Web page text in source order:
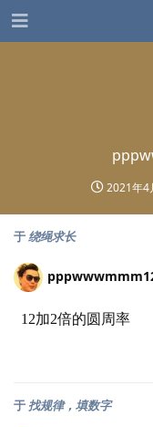
2021年4
于绕绳求长
12加2倍的圆周率
于 找规律，填数字